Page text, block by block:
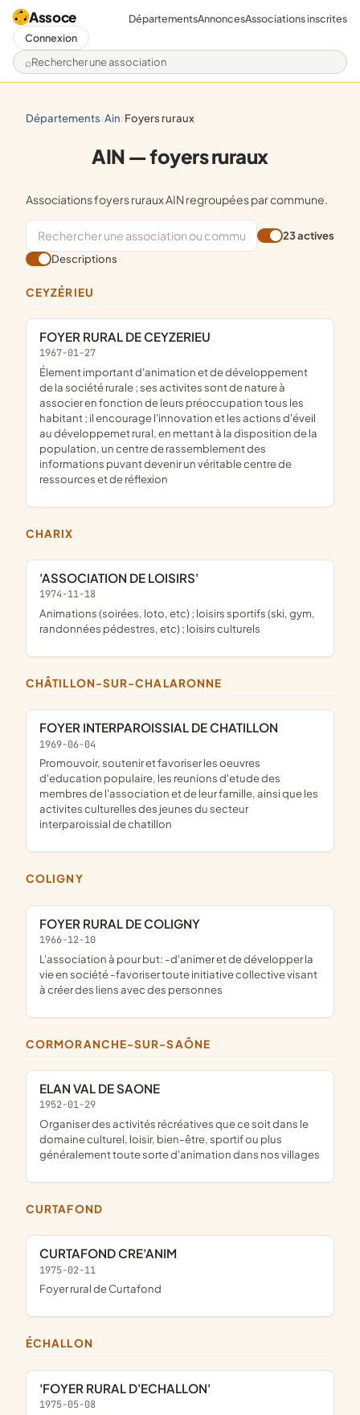
Assoce
Rechercher une association
DépartementsAnnoncesAssociations inscrites
Connexion
départements/ ain/ foyers ruraux
AIN — foyers ruraux
Associations foyers ruraux AIN regroupées par commune.
23 actives
Descriptions
CEYZÉRIEU
FOYER RURAL DE CEYZERIEU
1967-01-27
élement important d'animation et de développement
de la société rurale ; ses activites sont de nature à
associer en fonction de leurs préoccupation tous les
habitant ; il encourage l'innovation et les actions d'éveil
au développemet rural, en mettant à la disposition de la
population, un centre de rassemblement des
informations puvant devenir un véritable centre de
ressources et de réflexion
CHARIX
'ASSOCIATION DE LOISIRS'
1974-11-18
animations (soirées, loto, etc) ; loisirs sportifs (ski, gym,
randonnées pédestres, etc) ; loisirs culturels
CHÂTILLON-SUR-CHALARONNE
FOYER INTERPAROISSIAL DE CHATILLON
1969-06-04
promouvoir, soutenir et favoriser les oeuvres
d'education populaire, les reunions d'etude des
membres de l'association et de leur famille, ainsi que les
activites culturelles des jeunes du secteur
interparoissial de chatillon
COLIGNY
FOYER RURAL DE COLIGNY
1966-12-10
l'association à pour but: -d'animer et de développer la
vie en société -favoriser toute initiative collective visant
à créer des liens avec des personnes
CORMORANCHE-SUR-SAÔNE
ELAN VAL DE SAONE
1952-01-29
organiser des activités récréatives que ce soit dans le
domaine culturel, loisir, bien-être, sportif ou plus
généralement toute sorte d'animation dans nos villages
CURTAFOND
CURTAFOND CRE'ANIM
1975-02-11
foyer rural de Curtafond
ÉCHALLON
'FOYER RURAL D'ECHALLON'
1975-05-08